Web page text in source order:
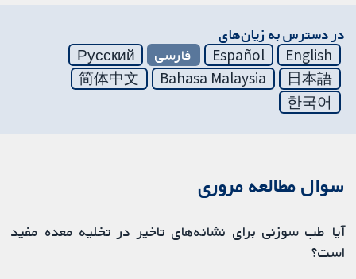
در دسترس به زیان‌های
English
Español فارسی
Русский
日本語
Bahasa Malaysia
简体中文
한국어
سوال مطالعه مروری
آیا طب سوزنی برای نشانه‌های تاخیر در تخلیه معده مفید
است؟